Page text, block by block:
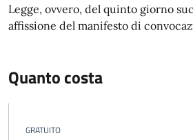
Legge, ovvero, del quinto giorno
affissione del manifesto di
Quanto costa
GRATUITO